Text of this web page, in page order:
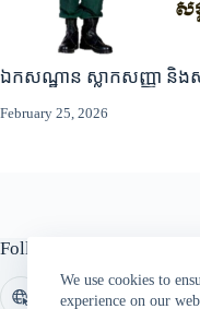
We use cookies to
experience on our
ឯកសណ្ឋាន ស្លាកសញ្ញា និងសញ្
February 25, 2026
Follow Us